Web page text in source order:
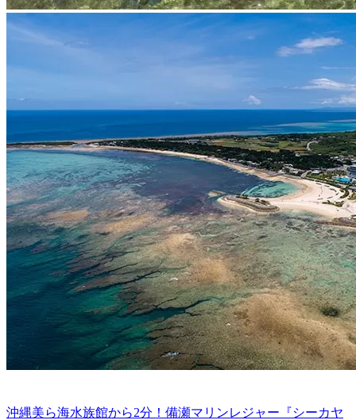
沖縄美ら海水族館から2分！備瀬マリンレジャー『シーカヤ